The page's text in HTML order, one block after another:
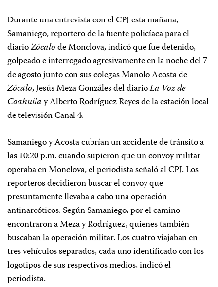
Durante una entrevista con el CPJ esta mañana,
Samaniego, reportero de la fuente policíaca para el
diarioZócalode Monclova, indicó que fue detenido,
golpeado e interrogado agresivamente en la noche del 7
de agosto junto con sus colegas Manolo Acosta de
Zócalo, Jesús Meza Gonzáles del diarioLa Voz de
Coahuilay Alberto Rodríguez Reyes de la estación local
de televisión Canal 4.
Samaniego y Acosta cubrían un accidente de tránsito a
las 10:20 p.m. cuando supieron que un convoy militar
operaba en Monclova, el periodista señaló al CPJ. Los
reporteros decidieron buscar el convoy que
presuntamente llevaba a cabo una operación
antinarcóticos. Según Samaniego, por el camino
encontraron a Meza y Rodríguez, quienes también
buscaban la operación militar. Los cuatro viajaban en
tres vehículos separados, cada uno identificado con los
logotipos de sus respectivos medios, indicó el
periodista.